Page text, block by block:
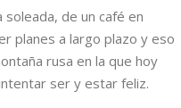
de un café en
planes a largo plazo y eso
rusa en la que hoy
ser y estar feliz.